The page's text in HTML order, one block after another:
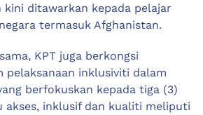
kini ditawarkan kepada pelajar
termasuk Afghanistan.
KPT juga berkongsi
pelaksanaan inklusiviti dalam
berfokuskan kepada tiga (3)
akses, inklusif dan kualiti meliputi